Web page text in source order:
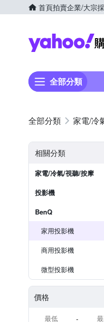
首頁拍賣企業/大宗
全部分類
家電/冷
相關分類
家電/冷氣/視聽/按摩
投影機
BenQ
家用投影機
商用投影機
微型投影機
價格
-